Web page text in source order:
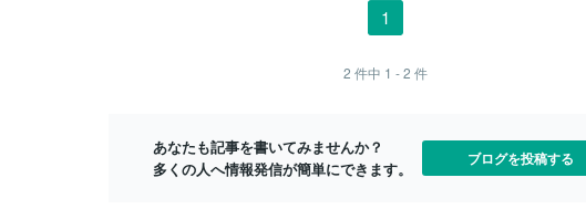
の小論文は、非常に長い課題文や、複数
す。◆ SFCはあなたの「感想」を聞いて
いないSFCが知りたいのは、あなたの
1
2 件中 1 - 2 件
あなたも記事を書いてみませんか？
多くの人へ情報発信が簡単にできます。
ブログを投稿する